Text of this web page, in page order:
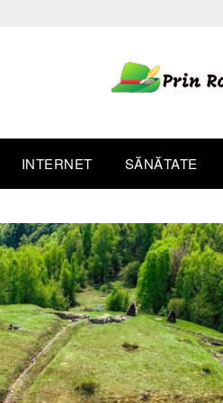
INTERNET SĂNĂTATE